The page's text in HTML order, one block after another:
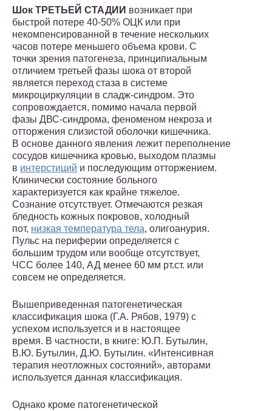
Шок ТРЕТЬЕЙ СТАДИИ возникает при
быстрой потере 40-50% ОЦК или при
некомпенсированной в течение нескольких
часов потере меньшего объема крови. С
точки зрения патогенеза, принципиальным
отличием третьей фазы шока от второй
является переход стаза в системе
микроциркуляции в сладж-синдром. Это
сопровождается, помимо начала первой
фазы ДВС-синдрома, феноменом некроза и
отторжения слизистой оболочки кишечника.
В основе данного явления лежит переполнение
сосудов кишечника кровью, выходом плазмы
в интерстиций и последующим отторжением.
Клинически состояние больного
характеризуется как крайне тяжелое.
Сознание отсутствует. Отмечаются резкая
бледность кожных покровов, холодный
пот, низкая температура тела, олигоанурия.
Пульс на периферии определяется с
большим трудом или вообще отсутствует,
ЧСС более 140, АД менее 60 мм рт.ст. или
совсем не определяется.
Вышеприведенная патогенетическая
классификация шока (Г.А. Рябов, 1979) с
успехом используется и в настоящее
время. В частности, в книге: Ю.П. Бутылин,
В.Ю. Бутылин, Д.Ю. Бутылин. «Интенсивная
терапия неотложных состояний», авторами
используется данная классификация.
Однако кроме патогенетической